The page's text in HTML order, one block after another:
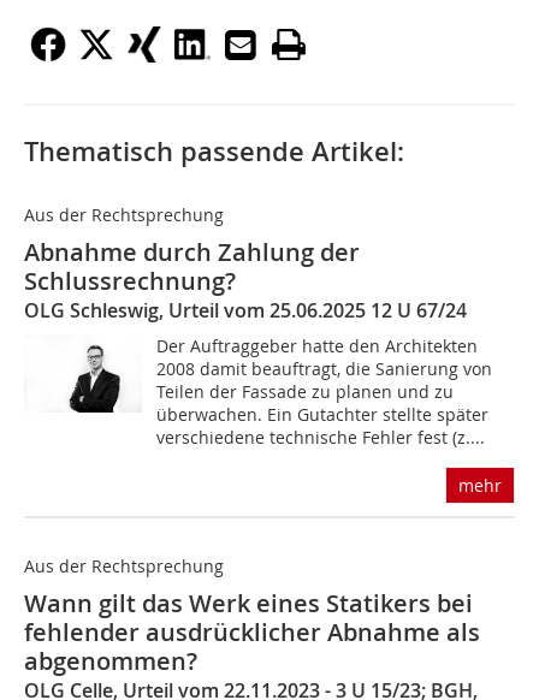
Thematisch passende Artikel:
Aus der Rechtsprechung
Abnahme durch Zahlung der
Schlussrechnung?
OLG Schleswig, Urteil vom 25.06.2025 12 U 67/24
Der Auftraggeber hatte den Architekten
2008 damit beauftragt, die Sanierung von
Teilen der Fassade zu planen und zu
überwachen. Ein Gutachter stellte später
verschiedene technische Fehler fest (z....
mehr
Aus der Rechtsprechung
Wann gilt das Werk eines Statikers bei
fehlender ausdrücklicher Abnahme als
abgenommen?
OLG Celle, Urteil vom 22.11.2023 - 3 U 15/23; BGH,